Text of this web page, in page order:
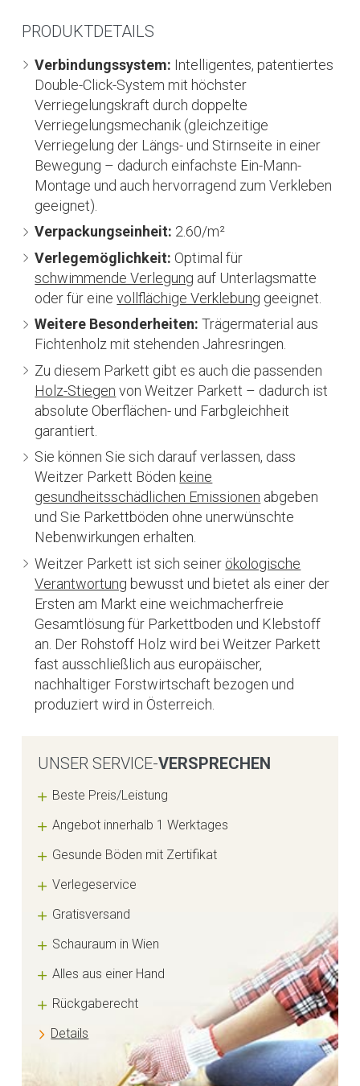
PRODUKTDETAILS
Verbindungssystem: Intelligentes, patentiertes
Double-Click-System mit höchster
Verriegelungskraft durch doppelte
Verriegelungsmechanik (gleichzeitige
Verriegelung der Längs- und Stirnseite in einer
Bewegung – dadurch einfachste Ein-Mann-
Montage und auch hervorragend zum Verkleben
geeignet).
Verpackungseinheit: 2.60/m²
Verlegemöglichkeit: Optimal für
schwimmende Verlegung auf Unterlagsmatte
oder für einevollflächige Verklebung geeignet.
Weitere Besonderheiten: Trägermaterial aus
Fichtenholz mit stehenden Jahresringen.
Zu diesem Parkett gibt es auch die passenden
Holz-Stiegen von Weitzer Parkett – dadurch ist
absolute Oberflächen- und Farbgleichheit
garantiert.
Sie können Sie sich darauf verlassen, dass
Weitzer Parkett Böden keine
gesundheitsschädlichen Emissionen abgeben
und Sie Parkettböden ohne unerwünschte
Nebenwirkungen erhalten.
Weitzer Parkett ist sich seiner ökologische
Verantwortung bewusst und bietet als einer der
Ersten am Markt eine weichmacherfreie
Gesamtlösung für Parkettboden und Klebstoff
an. Der Rohstoff Holz wird bei Weitzer Parkett
fast ausschließlich aus europäischer,
nachhaltiger Forstwirtschaft bezogen und
produziert wird in Österreich.
UNSER SERVICE-VERSPRECHEN
Beste Preis/Leistung
Angebot innerhalb 1 Werktages
Gesunde Böden mit Zertifikat
Verlegeservice
Gratisversand
Schauraum in Wien
Alles aus einer Hand
Rückgaberecht
Details